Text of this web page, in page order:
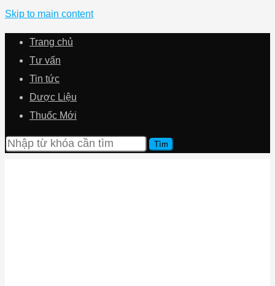
Skip to main content
Trang chủ
Tư vấn
Tin tức
Dược Liệu
Thuốc Mới